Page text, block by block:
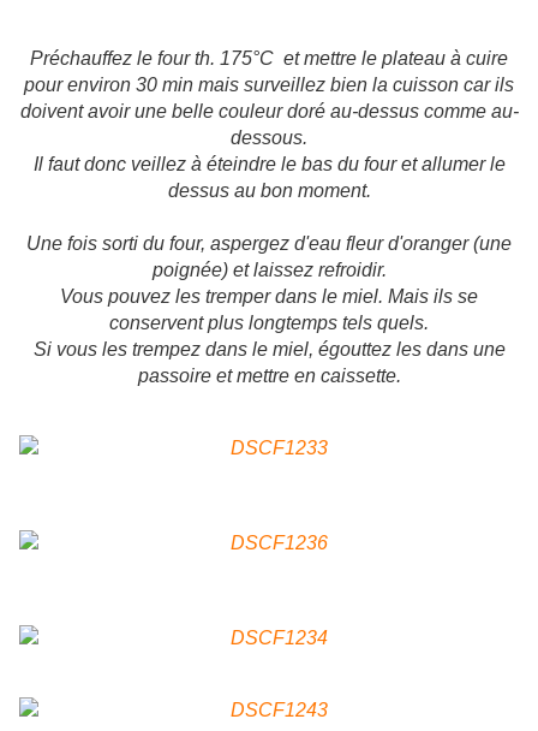
Préchauffez le four th. 175°C et mettre le plateau à cuire
pour environ 30 min mais surveillez bien la cuisson car ils
doivent avoir une belle couleur doré au-dessus comme au-
dessous.
Il faut donc veillez à éteindre le bas du four et allumer le
dessus au bon moment.
Une fois sorti du four, aspergez d'eau fleur d'oranger (une
poignée) et laissez refroidir.
Vous pouvez les tremper dans le miel. Mais ils se
conservent plus longtemps tels quels.
Si vous les trempez dans le miel, égouttez les dans une
passoire et mettre en caissette.